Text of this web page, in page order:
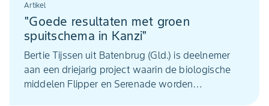
Artikel
"Goede resultaten met groen
spuitschema in Kanzi"
Bertie Tijssen uit Batenbrug (Gld.) is deelnemer
aan een driejarig project waarin de biologische
middelen Flipper en Serenade worden